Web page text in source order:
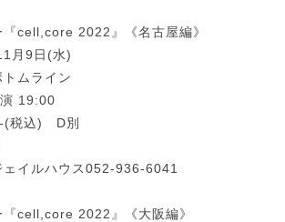
『cell,core 2022』《名古屋編》
月9日(水)
ムライン
19:00
(税込) D別
ェイルハウス052-936-6041
『cell,core 2022』《大阪編》